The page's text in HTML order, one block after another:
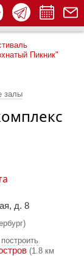
Пикник"
залы
д. 8
построить
(1.8 км